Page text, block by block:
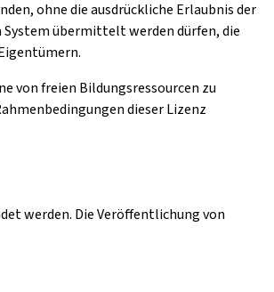
ohne die ausdrückliche Erlaubnis der
übermittelt werden dürfen, die
von freien Bildungsressourcen zu
dieser Lizenz
werden. Die Veröffentlichung von